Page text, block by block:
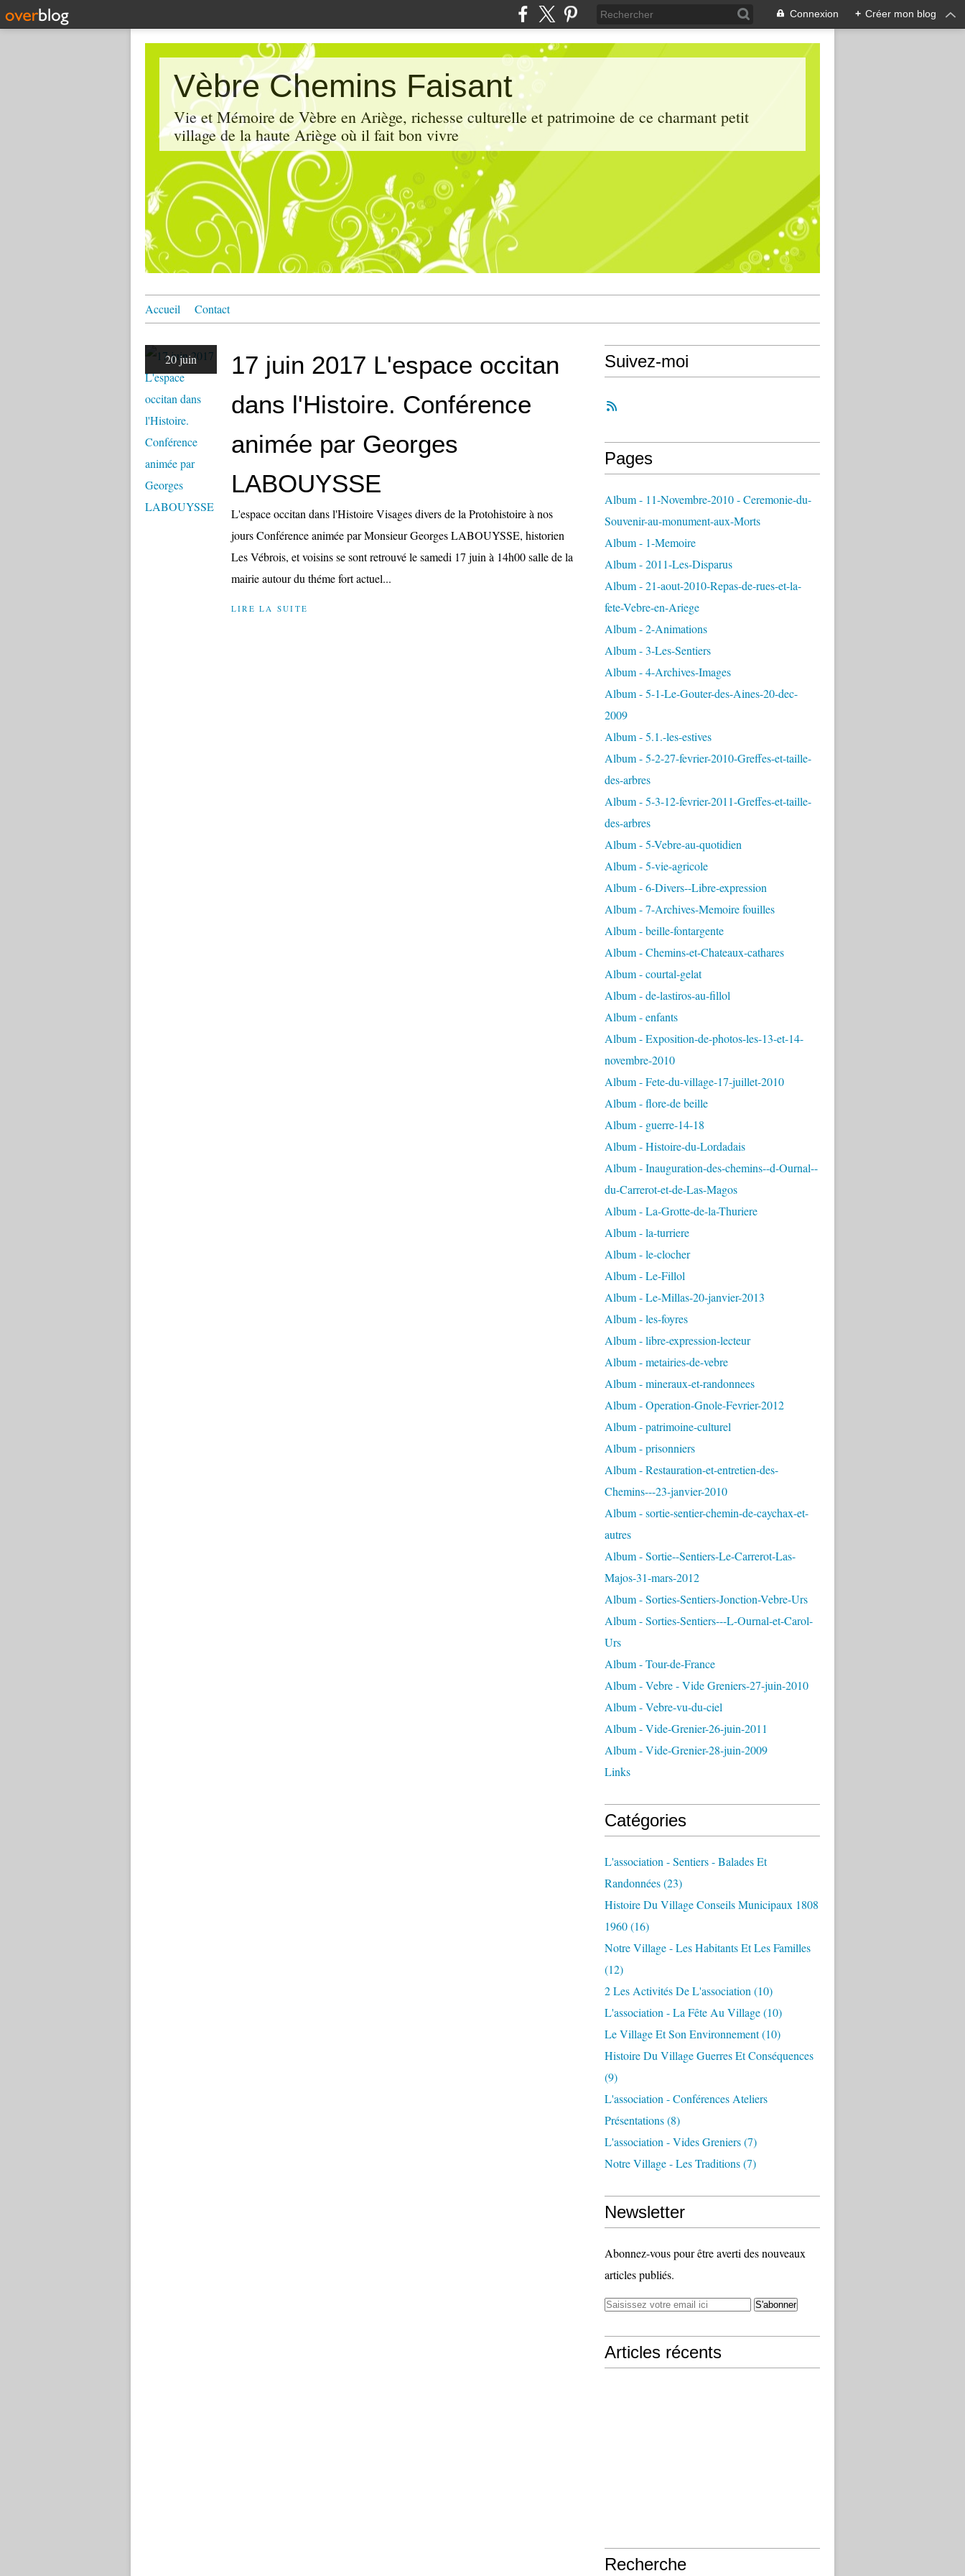
Connexion + Créer mon blog
Vèbre Chemins Faisant
Vie et Mémoire de Vèbre en Ariège, richesse culturelle et patrimoine de ce charmant petit
village de la haute Ariège où il fait bon vivre
Accueil Contact
20 juin
17 juin 2017 L'espace occitan
dans l'Histoire. Conférence
animée par Georges
LABOUYSSE
L'espace occitan dans l'Histoire Visages divers de la Protohistoire à nos
jours Conférence animée par Monsieur Georges LABOUYSSE, historien
Les Vébrois, et voisins se sont retrouvé le samedi 17 juin à 14h00 salle de la
mairie autour du théme fort actuel...
LIRE LA SUITE
Suivez-moi
Pages
Album - 11-Novembre-2010 - Ceremonie-du-
Souvenir-au-monument-aux-Morts
Album - 1-Memoire
Album - 2011-Les-Disparus
Album - 21-aout-2010-Repas-de-rues-et-la-
fete-Vebre-en-Ariege
Album - 2-Animations
Album - 3-Les-Sentiers
Album - 4-Archives-Images
Album - 5-1-Le-Gouter-des-Aines-20-dec-
2009
Album - 5.1.-les-estives
Album - 5-2-27-fevrier-2010-Greffes-et-taille-
des-arbres
Album - 5-3-12-fevrier-2011-Greffes-et-taille-
des-arbres
Album - 5-Vebre-au-quotidien
Album - 5-vie-agricole
Album - 6-Divers--Libre-expression
Album - 7-Archives-Memoire fouilles
Album - beille-fontargente
Album - Chemins-et-Chateaux-cathares
Album - courtal-gelat
Album - de-lastiros-au-fillol
Album - enfants
Album - Exposition-de-photos-les-13-et-14-
novembre-2010
Album - Fete-du-village-17-juillet-2010
Album - flore-de beille
Album - guerre-14-18
Album - Histoire-du-Lordadais
Album - Inauguration-des-chemins--d-Ournal--
du-Carrerot-et-de-Las-Magos
Album - La-Grotte-de-la-Thuriere
Album - la-turriere
Album - le-clocher
Album - Le-Fillol
Album - Le-Millas-20-janvier-2013
Album - les-foyres
Album - libre-expression-lecteur
Album - metairies-de-vebre
Album - mineraux-et-randonnees
Album - Operation-Gnole-Fevrier-2012
Album - patrimoine-culturel
Album - prisonniers
Album - Restauration-et-entretien-des-
Chemins---23-janvier-2010
Album - sortie-sentier-chemin-de-caychax-et-
autres
Album - Sortie--Sentiers-Le-Carrerot-Las-
Majos-31-mars-2012
Album - Sorties-Sentiers-Jonction-Vebre-Urs
Album - Sorties-Sentiers---L-Ournal-et-Carol-
Urs
Album - Tour-de-France
Album - Vebre - Vide Greniers-27-juin-2010
Album - Vebre-vu-du-ciel
Album - Vide-Grenier-26-juin-2011
Album - Vide-Grenier-28-juin-2009
Links
Catégories
L'association - Sentiers - Balades Et
Randonnées(23)
Histoire Du Village Conseils Municipaux 1808
1960(16)
Notre Village - Les Habitants Et Les Familles
(12)
2 Les Activités De L'association (10)
L'association - La Fête Au Village(10)
Le Village Et Son Environnement(10)
Histoire Du Village Guerres Et Conséquences
(9)
L'association - Conférences Ateliers
Présentations(8)
L'association - Vides Greniers(7)
Notre Village - Les Traditions(7)
Newsletter
Abonnez-vous pour être averti des nouveaux
articles publiés.
Articles récents
Recherche